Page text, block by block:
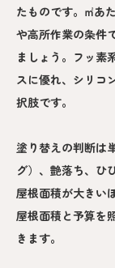
たものです。㎡あ
や高所作業の条件
ましょう。フッ素
スに優れ、シリコ
択肢です。
塗り替えの判断は
グ）、艶落ち、ひ
屋根面積が大きい
屋根面積と予算を
きます。